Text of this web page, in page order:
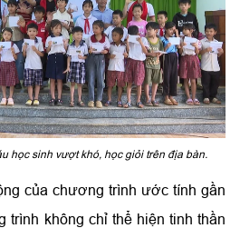
học sinh vượt khó, học giỏi trên địa bàn.
của chương trình ước tính gần
trình không chỉ thể hiện tinh thần